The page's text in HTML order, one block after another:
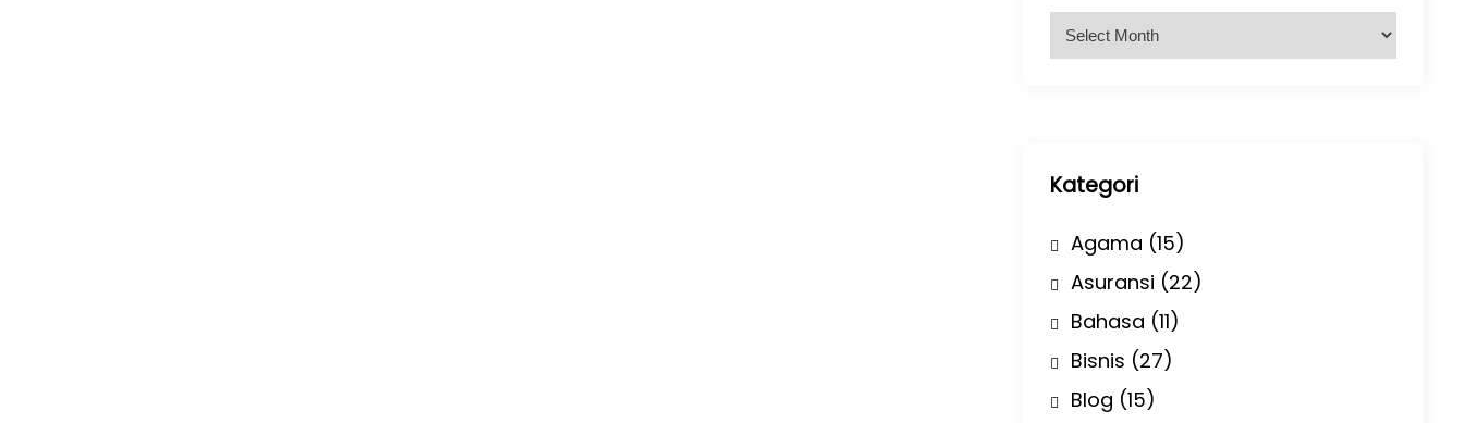
r
Kategori
Agama (15)
Asuransi (22)
Bahasa (11)
Bisnis (27)
Blog (15)